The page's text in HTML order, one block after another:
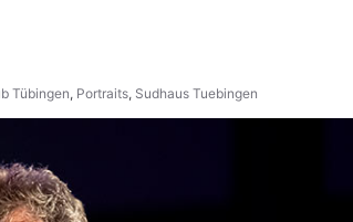
Tübingen, Portraits, Sudhaus Tuebingen